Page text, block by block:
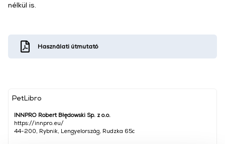
PetLibro
INNPRO Robert Błędowski Sp. z o.o.
https://innpro.eu/
44-200, Rybnik, Lengyelország, Rudzka 65c
nélkül is.
Használati útmutató